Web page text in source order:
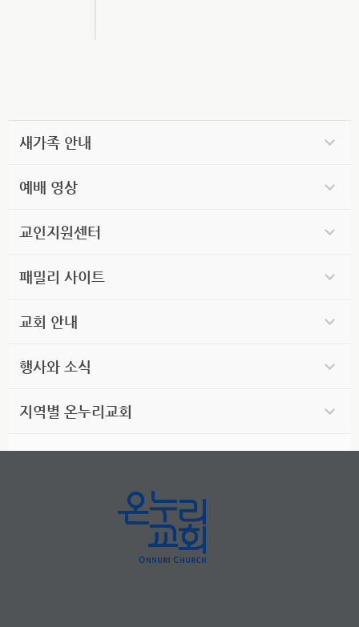
새가족 안내
예배 영상
교인지원센터
패밀리 사이트
교회 안내
행사와 소식
지역별 온누리교회